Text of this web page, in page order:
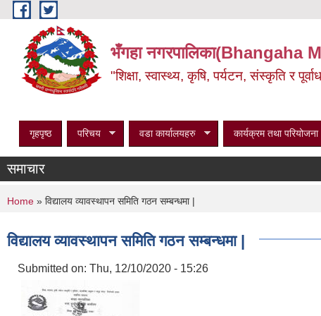
Skip to main content
भँगहा नगरपालिका(Bhangaha
"शिक्षा, स्वास्थ्य, कृषि, पर्यटन, संस्कृति र
गृहपृष्ठ परिचय वडा कार्यालयहरु कार्यक्रम तथा परियोजना
समाचार
You are here
Home » विद्यालय व्यावस्थापन समिति गठन सम्बन्धमा |
विद्यालय व्यावस्थापन समिति गठन सम्बन्धमा |
Submitted on: Thu, 12/10/2020 - 15:26